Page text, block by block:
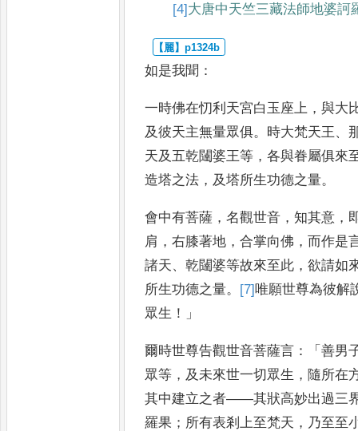
[4]大唐中天竺三藏法師地婆訶
如是我聞 ：
一時佛在忉利天宮白玉座上 ，與大
及彼天主無量眾俱。 時大梵天王、
天及五乾闥婆王等 ，各與眷屬俱來
造塔之法 ， 及塔所生功德之量。
會中有菩薩 ，名觀世音 ，知其意 ，
肩 ，右膝著地 ，合掌向佛 ，而作是
諸天、乾闥婆等故來至此 ，欲請如
所生功德之量。 [7]唯願世尊為彼解
眾生 ！」
爾時世尊告觀世音菩薩言 ：「善男
眾等 ， 及未來世一切眾生 ， 隨所在
其中建立之者——其狀高妙出過三
羅果 ； 所有表剎 上至梵天 ， 乃至至